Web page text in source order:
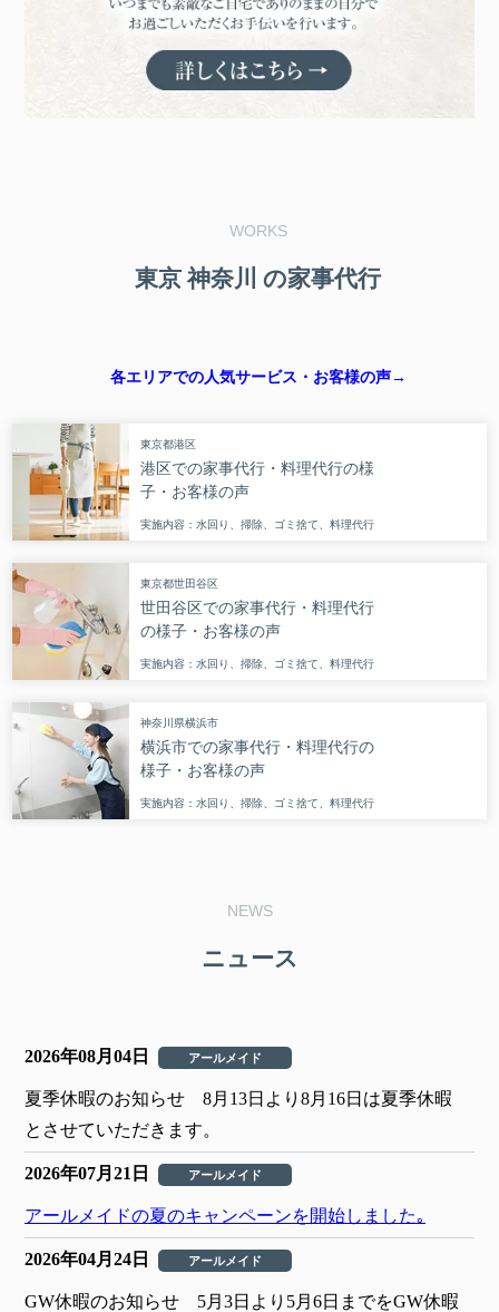
WORKS
東京 神奈川 の家事代行
各エリアでの人気サービス・お客様の声→
東京都港区
港区での家事代行・料理代行の様
子・お客様の声
実施内容：水回り、掃除、ゴミ捨て、料理代行
東京都世田谷区
世田谷区での家事代行・料理代行
の様子・お客様の声
実施内容：水回り、掃除、ゴミ捨て、料理代行
神奈川県横浜市
横浜市での家事代行・料理代行の
様子・お客様の声
実施内容：水回り、掃除、ゴミ捨て、料理代行
NEWS
ニュース
2026年08月04日 アールメイド
夏季休暇のお知らせ 8月13日より8月16日は夏季休暇
とさせていただきます。
2026年07月21日 アールメイド
アールメイドの夏のキャンペーンを開始しました｡
2026年04月24日 アールメイド
GW休暇のお知らせ 5月3日より5月6日までをGW休暇